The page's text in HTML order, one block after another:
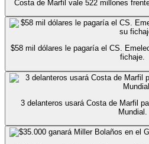
Costa de Marfil vale 522 millones
$58 mil dólares le pagaría el CS.
fichaje.
3 delanteros usará Costa de Marfil
Mundial.